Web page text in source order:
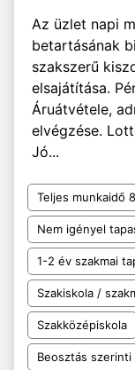
Az üzlet napi
betartásának
szakszerű
elsajátítása.
Áruátvétele,
elvégzése.
Jó...
Teljes munkaidő
Nem igényel
1-2 év szakmai
Szakiskola /
Szakközépiskola
Beosztás szerinti